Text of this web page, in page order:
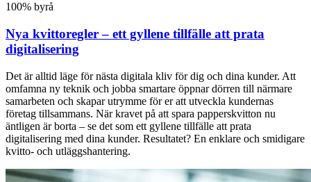
100% byrå
Nya kvittoregler – ett gyllene tillfälle att prata
digitalisering
Det är alltid läge för nästa digitala kliv för dig och dina kunder. Att
omfamna ny teknik och jobba smartare öppnar dörren till närmare
samarbeten och skapar utrymme för er att utveckla kundernas
företag tillsammans. När kravet på att spara papperskvitton nu
äntligen är borta – se det som ett gyllene tillfälle att prata
digitalisering med dina kunder. Resultatet? En enklare och smidigare
kvitto- och utläggshantering.